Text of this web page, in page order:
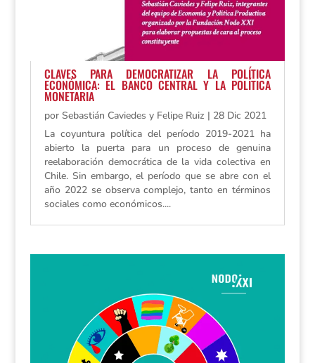
CLAVES PARA DEMOCRATIZAR LA POLÍTICA
ECONÓMICA: EL BANCO CENTRAL Y LA POLÍTICA
MONETARIA
por Sebastián Caviedes y Felipe Ruiz | 28 Dic 2021
La coyuntura política del período 2019-2021 ha
abierto la puerta para un proceso de genuina
reelaboración democrática de la vida colectiva en
Chile. Sin embargo, el período que se abre con el
año 2022 se observa complejo, tanto en términos
sociales como económicos....